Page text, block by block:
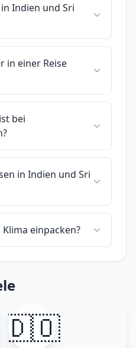
Indien und Sri
in einer Reise
bei
in Indien und Sri
einpacken?
🇩🇴